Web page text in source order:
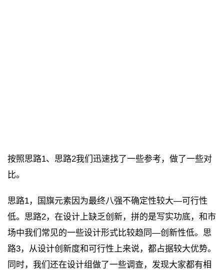
按照思路1、思路2我们迅速找了一些参考，做了一些对
比。
思路1，国旗元素因为最终八强不确定性较大—可行性
低。思路2，在设计上缺乏创新，拼的是写实功底，和市
场中我们常见的一些设计形式比较趋同—创新性低。思
路3，从设计创新度和可行性上来说，都占据较大优势。
同时，我们还在设计组做了一些调查，发现大家都有相